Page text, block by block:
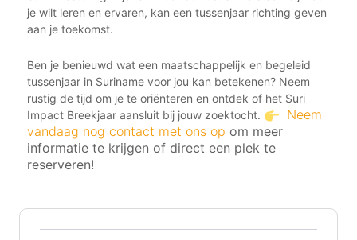
je wilt leren en ervaren, kan een tussenjaar richting geven
aan je toekomst.
Ben je benieuwd wat een maatschappelijk en begeleid
tussenjaar in Suriname voor jou kan betekenen? Neem
rustig de tijd om je te oriënteren en ontdek of het Suri
Impact Breekjaar aansluit bij jouw zoektocht.
Neem
vandaag nog contact met ons op om meer
informatie te krijgen of direct een plek te
reserveren!